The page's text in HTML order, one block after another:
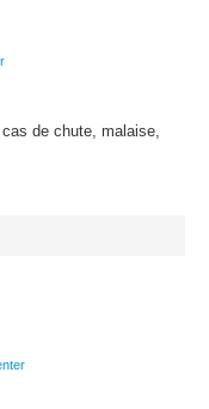
de chute, malaise,